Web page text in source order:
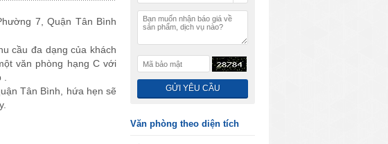
7, Quận Tân Bình
cầu đa dạng của khách
văn phòng hạng C với
Tân Bình, hứa hẹn sẽ
Văn phòng theo diện tích